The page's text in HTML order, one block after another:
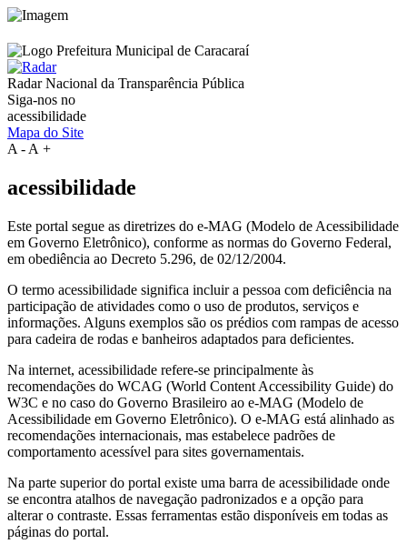
Radar Nacional da Transparência Pública
Siga-nos no
acessibilidade
Mapa do Site
A-A +
acessibilidade
Este portal segue as diretrizes do e-MAG (Modelo de Acessibilidade
em Governo Eletrônico), conforme as normas do Governo Federal,
em obediência ao Decreto 5.296, de 02/12/2004.
O termo acessibilidade significa incluir a pessoa com deficiência na
participação de atividades como o uso de produtos, serviços e
informações. Alguns exemplos são os prédios com rampas de acesso
para cadeira de rodas e banheiros adaptados para deficientes.
Na internet, acessibilidade refere-se principalmente às
recomendações do WCAG (World Content Accessibility Guide) do
W3C e no caso do Governo Brasileiro ao e-MAG (Modelo de
Acessibilidade em Governo Eletrônico). O e-MAG está alinhado as
recomendações internacionais, mas estabelece padrões de
comportamento acessível para sites governamentais.
Na parte superior do portal existe uma barra de acessibilidade onde
se encontra atalhos de navegação padronizados e a opção para
alterar o contraste. Essas ferramentas estão disponíveis em todas as
páginas do portal.